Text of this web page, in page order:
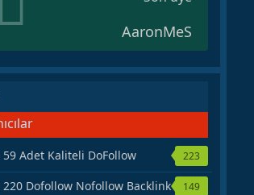
AaronMeS
59 Adet Kaliteli DoFollow
Veriyorum.
223
220 Dofollow Nofollow Backlink
149